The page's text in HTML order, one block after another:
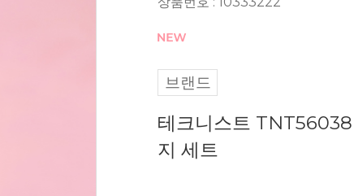
브랜드
테크니스트
지 세트